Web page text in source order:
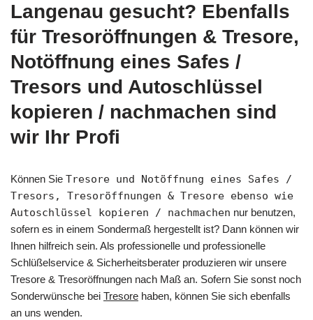
Langenau gesucht? Ebenfalls
für Tresoröffnungen & Tresore,
Notöffnung eines Safes /
Tresors und Autoschlüssel
kopieren / nachmachen sind
wir Ihr Profi
Können Sie Tresore und Notöffnung eines Safes /
Tresors, Tresoröffnungen & Tresore ebenso wie
Autoschlüssel kopieren / nachmachen nur benutzen,
sofern es in einem Sondermaß hergestellt ist? Dann können wir
Ihnen hilfreich sein. Als professionelle und professionelle
Schlüßelservice & Sicherheitsberater produzieren wir unsere
Tresore & Tresoröffnungen nach Maß an. Sofern Sie sonst noch
Sonderwünsche bei Tresore haben, können Sie sich ebenfalls
an uns wenden.